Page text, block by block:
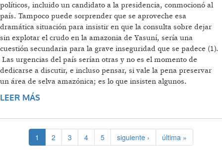
políticos, incluido un candidato a la presidencia, conmocionó al
país. Tampoco puede sorprender que se aproveche esa
dramática situación para insistir en que la consulta sobre dejar
sin explotar el crudo en la amazonia de Yasuní, sería una
cuestión secundaria para la grave inseguridad que se padece (1).
Las urgencias del país serían otras y no es el momento de
dedicarse a discutir, e incluso pensar, si vale la pena preservar
un área de selva amazónica; es lo que insisten algunos.
LEER MÁS
1 2 3 4 5 siguiente › última »